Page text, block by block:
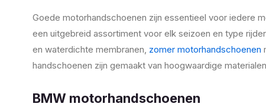
Goede motorhandschoenen zijn essentieel voor iedere
een uitgebreid assortiment voor elk seizoen en type
en waterdichte membranen, zomer motorhandschoenen
handschoenen zijn gemaakt van hoogwaardige
BMW motorhandschoenen